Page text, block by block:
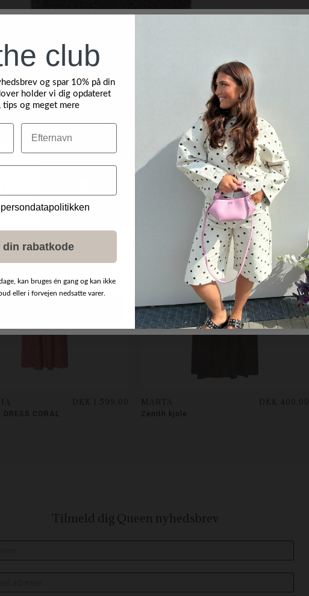
DRESS CORAL
DKK 1.599,00 MARTA
Zenith kjole
DKK 400,00
Tilmeld dig Queen nyhedsbrev
club
og spar 10% på din
holder vi dig opdateret
tips og meget mere
Efternavn
din rabatkode
kan bruges én gang og kan ikke
eller i forvejen nedsatte varer.